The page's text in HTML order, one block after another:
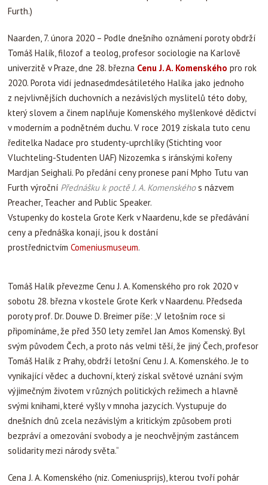
Furth.)
Naarden, 7. února 2020 – Podle dnešního oznámení poroty obdrží
Tomáš Halík, filozof a teolog, profesor sociologie na Karlově
univerzitě v Praze, dne 28. března Cenu J. A. Komenského pro rok
2020. Porota vidí jednasedmdesátiletého Halíka jako jednoho
z nejvlivnějších duchovních a nezávislých myslitelů této doby,
který slovem a činem naplňuje Komenského myšlenkové dědictví
v moderním a podnětném duchu. V roce 2019 získala tuto cenu
ředitelka Nadace pro studenty-uprchlíky (Stichting voor
Vluchteling-Studenten UAF) Nizozemka s iránskými kořeny
Mardjan Seighali. Po předání ceny pronese paní Mpho Tutu van
Furth výroční Přednášku k poctě J. A. Komenskéhos názvem
Preacher, Teacher and Public Speaker.
Vstupenky do kostela Grote Kerk v Naardenu, kde se předávání
ceny a přednáška konají, jsou k dostání
prostřednictvím Comeniusmuseum.
Tomáš Halík převezme Cenu J. A. Komenského pro rok 2020 v
sobotu 28. března v kostele Grote Kerk v Naardenu. Předseda
poroty prof. Dr. Douwe D. Breimer píše: „V letošním roce si
připomínáme, že před 350 lety zemřel Jan Amos Komenský. Byl
svým původem Čech, a proto nás velmi těší, že jiný Čech, profesor
Tomáš Halík z Prahy, obdrží letošní Cenu J. A. Komenského. Je to
vynikající vědec a duchovní, který získal světové uznání svým
výjimečným životem v různých politických režimech a hlavně
svými knihami, které vyšly v mnoha jazycích. Vystupuje do
dnešních dnů zcela nezávislým a kritickým způsobem proti
bezpráví a omezování svobody a je neochvějným zastáncem
solidarity mezi národy světa.“
Cena J. A. Komenského (niz. Comeniusprijs), kterou tvoří pohár